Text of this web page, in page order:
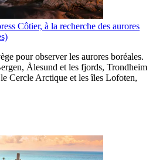
Côtier, à la recherche des aurores
pour observer les aurores boréales.
Ålesund et les fjords, Trondheim
Cercle Arctique et les îles Lofoten,